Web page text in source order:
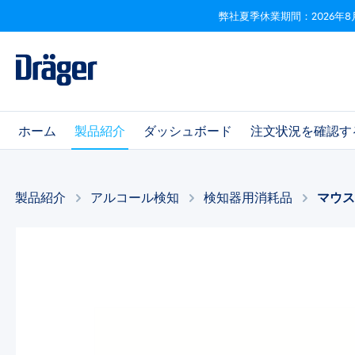
Skip to B2B platform navigation
弊社夏季休業期間：2026年8
ホーム 製品紹介 ダッシュボード 注文状況を確認す
製品紹介 アルコール検知​ 検知器用消耗品 マウ